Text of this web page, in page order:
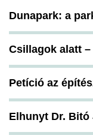
Dunapark: a
Csillagok alatt
Petíció az
Elhunyt Dr. Bitó